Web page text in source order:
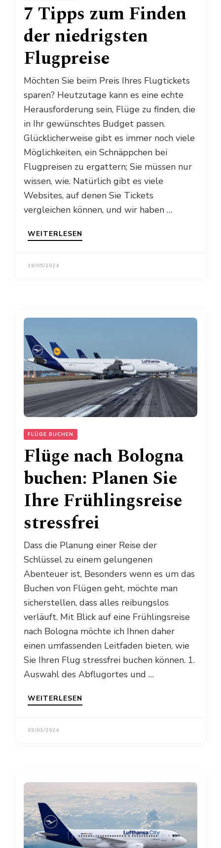
7 Tipps zum Finden
der niedrigsten
Flugpreise
Möchten Sie beim Preis Ihres Flugtickets
sparen? Heutzutage kann es eine echte
Herausforderung sein, Flüge zu finden, die
in Ihr gewünschtes Budget passen.
Glücklicherweise gibt es immer noch viele
Möglichkeiten, ein Schnäppchen bei
Flugpreisen zu ergattern; Sie müssen nur
wissen, wie. Natürlich gibt es viele
Websites, auf denen Sie Tickets
vergleichen können, und wir haben …
WEITERLESEN
16/05/2024
FLÜGE BUCHEN
Flüge nach Bologna
buchen: Planen Sie
Ihre Frühlingsreise
stressfrei
Dass die Planung einer Reise der
Schlüssel zu einem gelungenen
Abenteuer ist, Besonders wenn es um das
Buchen von Flügen geht, möchte man
sicherstellen, dass alles reibungslos
verläuft. Mit Blick auf eine Frühlingsreise
nach Bologna möchte ich Ihnen daher
einen umfassenden Leitfaden bieten, wie
Sie Ihren Flug stressfrei buchen können. 1.
Auswahl des Abflugortes und …
WEITERLESEN
03/03/2024